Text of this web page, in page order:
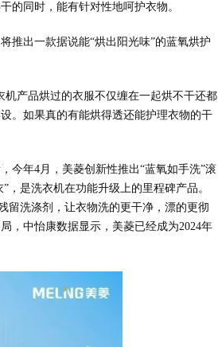
的同时，能有针对性地呵护衣物。
推出一款据说能“烘出阳光味”的蓝氧烘护
产品烘过的衣服不仅缠在一起烘不干还都
。如果真的有能烘得透还能护理衣物的干
今年4月，美菱创新性推出“蓝氧如手洗”滚
，是洗衣机在功能升级上的里程碑产品。
留洗涤剂，让衣物洗的更干净，漂的更彻
，中怡康数据显示，美菱已经成为2024年